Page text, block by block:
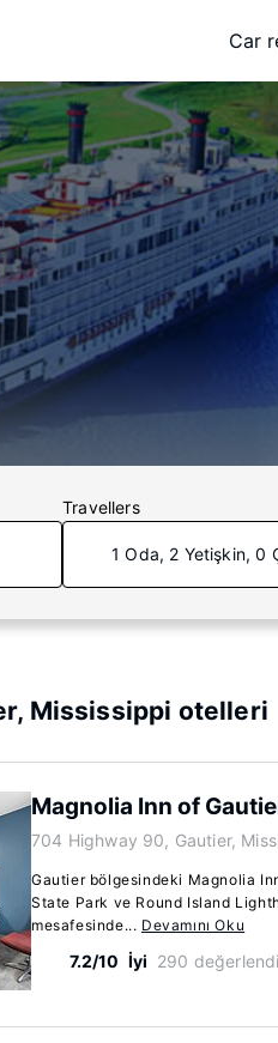
Car
Travellers
1 Oda, 2 Yetişkin, 0
Mississippi otelleri
Magnolia Inn of
704 Highway 90, Gautier,
Gautier bölgesindeki Magnolia
State Park ve Round Island
mesafesinde... Devamını Oku
7.2/10 İyi 290